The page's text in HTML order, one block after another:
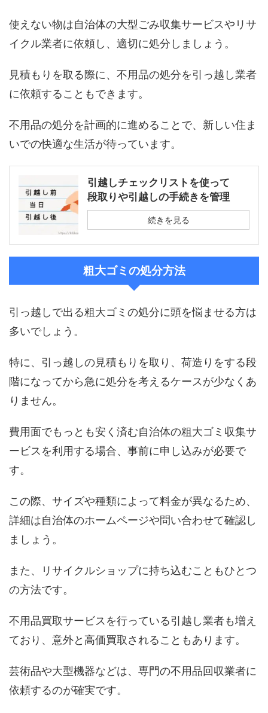
使えない物は自治体の大型ごみ収集サービスやリサ
イクル業者に依頼し、適切に処分しましょう。
見積もりを取る際に、不用品の処分を引っ越し業者
に依頼することもできます。
不用品の処分を計画的に進めることで、新しい住ま
いでの快適な生活が待っています。
引越しチェックリストを使って
段取りや引越しの手続きを管理
続きを見る
粗大ゴミの処分方法
引っ越しで出る粗大ゴミの処分に頭を悩ませる方は
多いでしょう。
特に、引っ越しの見積もりを取り、荷造りをする段
階になってから急に処分を考えるケースが少なくあ
りません。
費用面でもっとも安く済む自治体の粗大ゴミ収集サ
ービスを利用する場合、事前に申し込みが必要で
す。
この際、サイズや種類によって料金が異なるため、
詳細は自治体のホームページや問い合わせて確認し
ましょう。
また、リサイクルショップに持ち込むこともひとつ
の方法です。
不用品買取サービスを行っている引越し業者も増え
ており、意外と高価買取されることもあります。
芸術品や大型機器などは、専門の不用品回収業者に
依頼するのが確実です。